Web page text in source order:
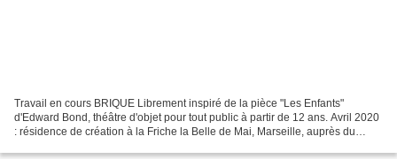
Travail en cours BRIQUE Librement inspiré de la pièce "Les Enfants"
d'Edward Bond, théâtre d'objet pour tout public à partir de 12 ans. Avril 2020
: résidence de création à la Friche la Belle de Mai, Marseille, auprès du